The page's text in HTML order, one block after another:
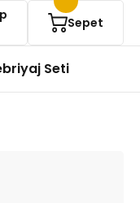
Sepet
Seti